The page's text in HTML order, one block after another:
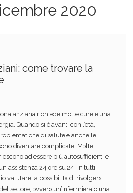
2020
come trovare la
anziana richiede molte cure e una
Quando si è avanti con l’età,
di salute e anche le
diventare complicate. Molte
ad essere più autosufficienti e
assistenza 24 ore su 24. In tutti
valutare la possibilità di rivolgersi
settore, ovvero un’infermiera o una